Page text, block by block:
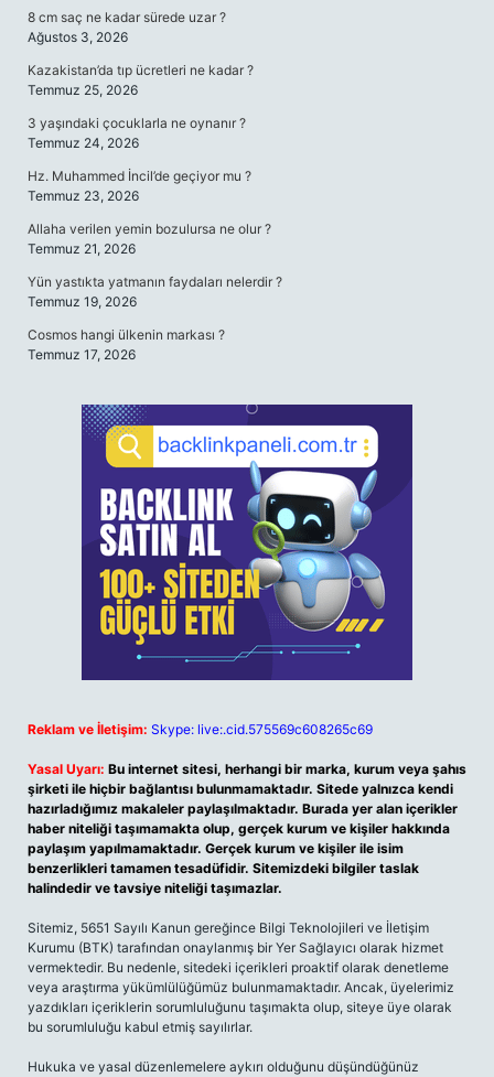
8 cm saç ne kadar sürede uzar ?
Ağustos 3, 2026
Kazakistan’da tıp ücretleri ne kadar ?
Temmuz 25, 2026
3 yaşındaki çocuklarla ne oynanır ?
Temmuz 24, 2026
Hz. Muhammed İncil’de geçiyor mu ?
Temmuz 23, 2026
Allaha verilen yemin bozulursa ne olur ?
Temmuz 21, 2026
Yün yastıkta yatmanın faydaları nelerdir ?
Temmuz 19, 2026
Cosmos hangi ülkenin markası ?
Temmuz 17, 2026
Reklam ve İletişim: Skype: live:.cid.575569c608265c69
Yasal Uyarı: Bu internet sitesi, herhangi bir marka, kurum veya şahıs
şirketi ile hiçbir bağlantısı bulunmamaktadır. Sitede yalnızca kendi
hazırladığımız makaleler paylaşılmaktadır. Burada yer alan içerikler
haber niteliği taşımamakta olup, gerçek kurum ve kişiler hakkında
paylaşım yapılmamaktadır. Gerçek kurum ve kişiler ile isim
benzerlikleri tamamen tesadüfidir. Sitemizdeki bilgiler taslak
halindedir ve tavsiye niteliği taşımazlar.
Sitemiz, 5651 Sayılı Kanun gereğince Bilgi Teknolojileri ve İletişim
Kurumu (BTK) tarafından onaylanmış bir Yer Sağlayıcı olarak hizmet
vermektedir. Bu nedenle, sitedeki içerikleri proaktif olarak denetleme
veya araştırma yükümlülüğümüz bulunmamaktadır. Ancak, üyelerimiz
yazdıkları içeriklerin sorumluluğunu taşımakta olup, siteye üye olarak
bu sorumluluğu kabul etmiş sayılırlar.
Hukuka ve yasal düzenlemelere aykırı olduğunu düşündüğünüz